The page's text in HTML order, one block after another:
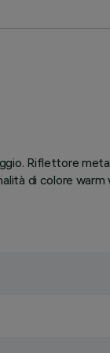
Riflettore
di colore warm